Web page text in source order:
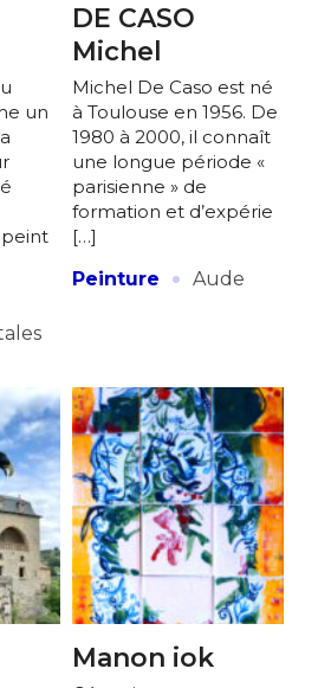
et conditions
et conditions
un
peint
DE CASO
Michel
Michel De Caso est né
à Toulouse en 1956. De
1980 à 2000, il connaît
une longue période «
parisienne » de
formation et d’expérie
[…]
Peinture
· Aude
Manon iok